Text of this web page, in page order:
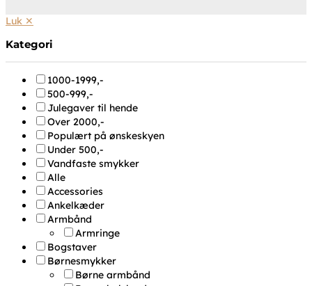
Luk ✕
Kategori
1000-1999,-
500-999,-
Julegaver til hende
Over 2000,-
Populært på ønskeskyen
Under 500,-
Vandfaste smykker
Alle
Accessories
Ankelkæder
Armbånd
Armringe
Bogstaver
Børnesmykker
Børne armbånd